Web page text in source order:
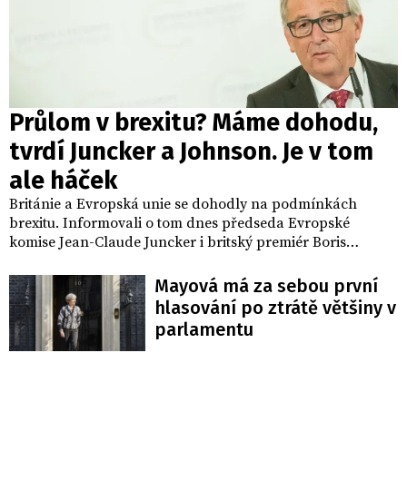
Průlom v brexitu? Máme dohodu,
tvrdí Juncker a Johnson. Je v tom
ale háček
Británie a Evropská unie se dohodly na podmínkách
brexitu. Informovali o tom dnes předseda Evropské
komise Jean-Claude Juncker i britský premiér Boris
vyvážený". Podle britského ministerského předsedy jde o
dohodu, kterou jeho země "získává zpět kontrolu".
Optimismus však hatí postoj Demokratické unionistické
strany.
Mayová má za sebou první
hlasování po ztrátě většiny v
parlamentu